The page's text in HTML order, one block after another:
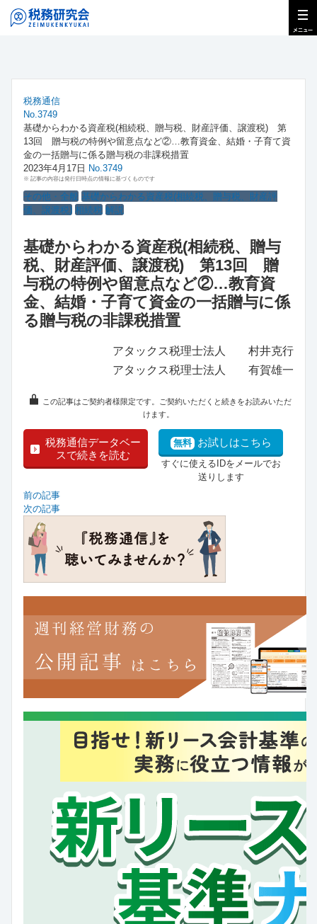
税務通信
No.3749
基礎からわかる資産税(相続税、贈与税、財産評価、譲渡税) 第
13回 贈与税の特例や留意点など②…教育資金、結婚・子育て資
金の一括贈与に係る贈与税の非課税措置
2023年4月17日 No.3749
※ 記事の内容は発行日時点の情報に基づくものです
その他・全般 基礎からわかる資産税(相続税、贈与税、財産評
価、譲渡税) 相続税 解説
基礎からわかる資産税(相続税、贈与
税、財産評価、譲渡税) 第13回 贈
与税の特例や留意点など②…教育資
金、結婚・子育て資金の一括贈与に係
る贈与税の非課税措置
アタックス税理士法人 村井克行
アタックス税理士法人 有賀雄一
この記事はご契約者様限定です。ご契約いただくと続きをお読みいただ
けます。
税務通信データベー
スで続きを読む
無料 お試しはこちら
すぐに使えるIDをメールでお
送りします
前の記事
次の記事